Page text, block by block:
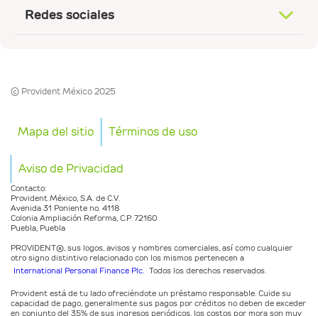
Redes sociales
© Provident México 2025
Mapa del sitio Términos de uso
Aviso de Privacidad
Contacto:
Provident México, S.A. de C.V.
Avenida 31 Poniente no. 4118
Colonia Ampliación Reforma, C.P. 72160
Puebla, Puebla
PROVIDENT®️, sus logos, avisos y nombres comerciales, así como cualquier
otro signo distintivo relacionado con los mismos pertenecen a
International Personal Finance Plc. Todos los derechos reservados.
Provident está de tu lado ofreciéndote un préstamo responsable. Cuide su
capacidad de pago, generalmente sus pagos por créditos no deben de exceder
en conjunto del 35% de sus ingresos periódicos, los costos por mora son muy